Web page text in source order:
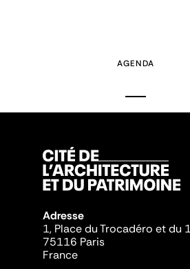
AGENDA
Adresse
1, Place du Trocadéro et du
75116 Paris
France